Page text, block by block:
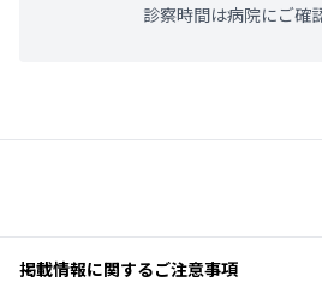
診察時間は病院にご確
掲載情報に関するご注意事項